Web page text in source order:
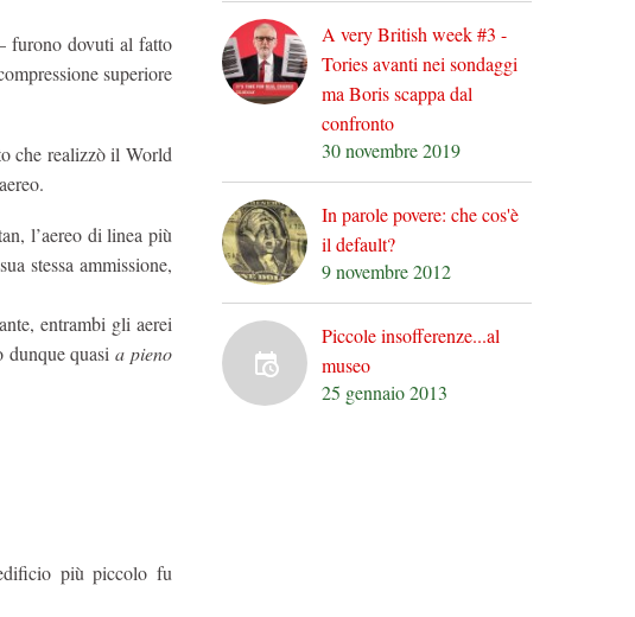
furono dovuti al fatto
superiore
che realizzò il World
l’aereo di linea più
stessa ammissione,
entrambi gli aerei
dunque quasia pieno
più piccolo fu
A very British week #3 -
Tories avanti nei sondaggi
ma Boris scappa dal
confronto
30 novembre 2019
In parole povere: che cos'è
il default?
9 novembre 2012
Piccole insofferenze...al
museo
25 gennaio 2013